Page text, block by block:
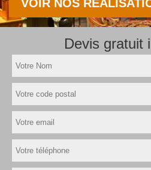
VOIR NOS
Devis gratuit